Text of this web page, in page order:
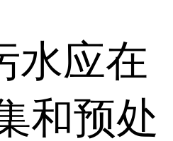
水应在
和预处